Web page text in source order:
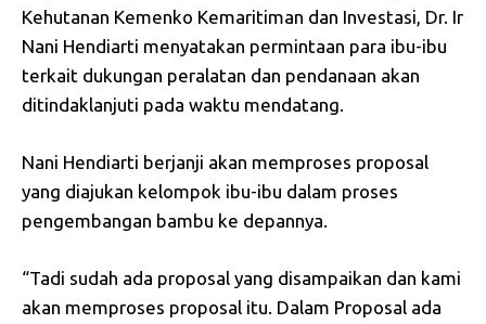
Kehutanan Kemenko Kemaritiman dan Investasi, Dr. Ir
Nani Hendiarti menyatakan permintaan para ibu-ibu
terkait dukungan peralatan dan pendanaan akan
ditindaklanjuti pada waktu mendatang.
Nani Hendiarti berjanji akan memproses proposal
yang diajukan kelompok ibu-ibu dalam proses
pengembangan bambu ke depannya.
“Tadi sudah ada proposal yang disampaikan dan kami
akan memproses proposal itu. Dalam Proposal ada